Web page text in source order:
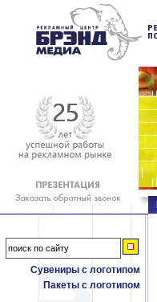
Сувениры с логотипом
Пакеты с логотипом